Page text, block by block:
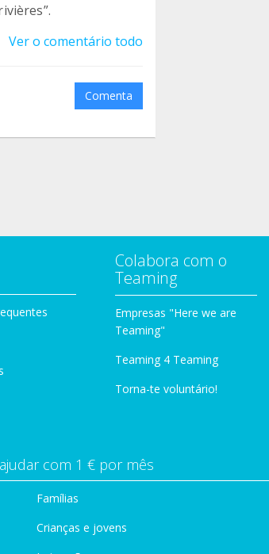
Ver o comentário todo
Comenta
Colabora com o
Teaming
Empresas "Here we are
Teaming"
Teaming 4 Teaming
Torna-te voluntário!
com 1 € por mês
Famílias
Crianças e jovens